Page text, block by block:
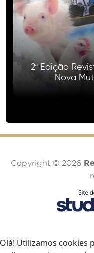
2ª Edição
Nova
Copyright © 2026
Olá! Utilizamos cookies